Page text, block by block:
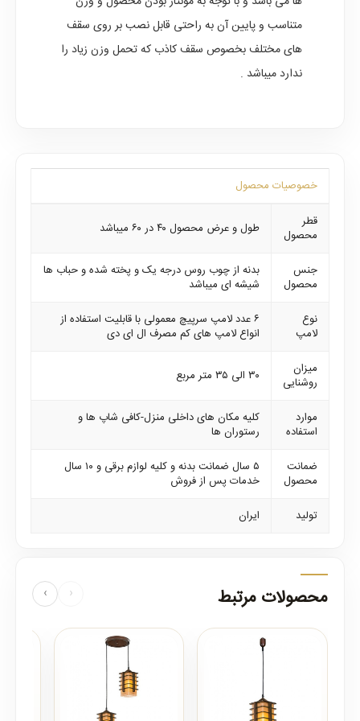
متناسب و پایین آن به راحتی قابل نصب بر روی سقف
های مختلف بخصوص سقف کاذب که تحمل وزن زیاد را
ندارد میباشد .
خصوصیات محصول
قطر
محصول
طول و عرض محصول ۴۰ در ۶۰ میباشد
جنس
محصول
بدنه از چوب روس درجه یک و پخته شده و حباب ها
شیشه ای میباشد
نوع
لامپ
۶ عدد لامپ سرپیچ معمولی با قابلیت استفاده از
انواع لامپ های کم مصرف ال ای دی
میزان
روشنایی
۳۰ الی ۳۵ متر مربع
موارد
استفاده
کلیه مکان های داخلی منزل-کافی شاپ ها و
رستوران ها
ضمانت
محصول
۵ سال ضمانت بدنه و کلیه لوازم برقی و ۱۰ سال
خدمات پس از فروش
تولید
ایران
محصولات مرتبط ‹
›